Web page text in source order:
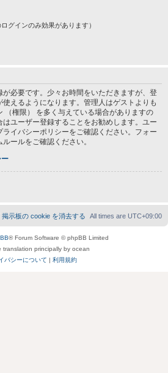
グインのみ効果があります）
が必要です。少々お時間をいただきますが、登
えるようになります。管理人はゲストよりも
（権限） を多く与えている場合がありますの
ユーザー登録することをお勧めします。ユー
イバシーポリシーをご確認ください。フォー
ールをご確認ください。
ー
All times are UTC+09:00
掲示板の cookie を消去する
® Forum Software © phpBB Limited
translation principally by ocean
バシーについて | 利用規約